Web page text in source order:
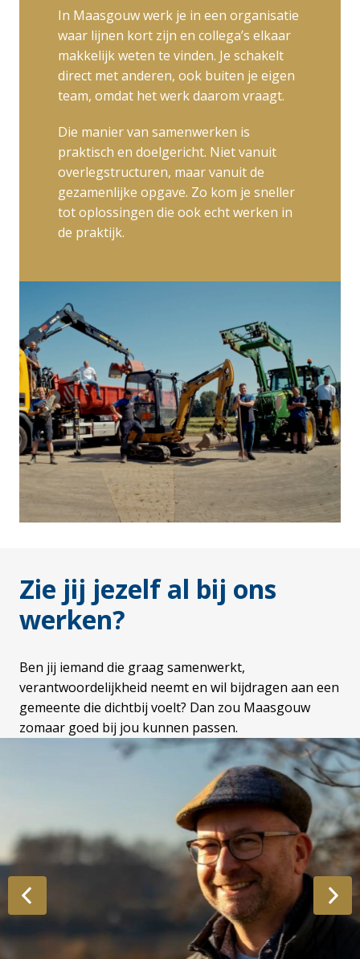
In Maasgouw werk je in een organisatie
waar lijnen kort zijn en collega’s elkaar
makkelijk weten te vinden. Je schakelt
direct met anderen, ook buiten je eigen
team, omdat het werk daarom vraagt.
Die manier van samenwerken is
praktisch en doelgericht. Niet vanuit
overlegstructuren, maar vanuit de
gezamenlijke opgave. Zo kom je sneller
tot oplossingen die ook echt werken in
de praktijk.
Zie jij jezelf al bij ons
werken?
Ben jij iemand die graag samenwerkt,
verantwoordelijkheid neemt en wil bijdragen aan een
gemeente die dichtbij voelt? Dan zou Maasgouw
zomaar goed bij jou kunnen passen.